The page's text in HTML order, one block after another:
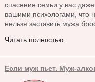
спасение семьи у вас
вашими психологами, что
нельзя заставить мужа
Читать полностью
Если муж пьет. Муж-